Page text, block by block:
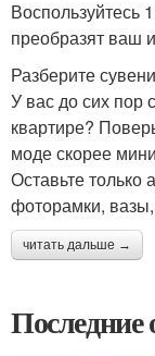
Воспользуйтесь
преобразят ваш
Разберите
У вас до сих пор
квартире?
моде скорее
Оставьте
фоторамки,
читать дальше →
Последние